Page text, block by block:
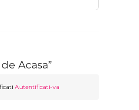
Acasa”
Autentificati-va